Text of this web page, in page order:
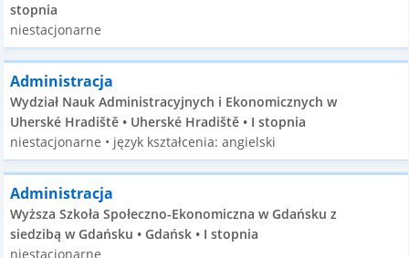
stopnia
niestacjonarne
Administracja
Wydział Nauk Administracyjnych i Ekonomicznych w
Uherské Hradiště • Uherské Hradiště • I stopnia
niestacjonarne • język kształcenia: angielski
Administracja
Wyższa Szkoła Społeczno-Ekonomiczna w Gdańsku z
siedzibą w Gdańsku • Gdańsk • I stopnia
niestacjonarne